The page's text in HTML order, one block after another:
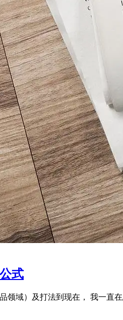
式
领域）及打法到现在， 我一直